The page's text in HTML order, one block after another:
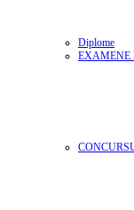
Diplome
EXAMENE